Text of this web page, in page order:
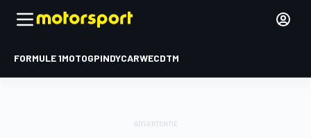
FORMULE 1MOTOGPINDYCARWECDTM